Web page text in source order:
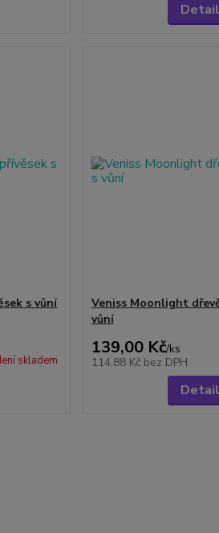
Detail
s vůní
skladem
Veniss Moonlight
vůní
139,00 Kč/ks
114,88 Kč bez DPH
Detail